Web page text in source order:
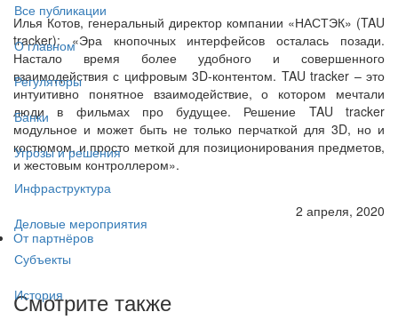
Все публикации
О главном
Регуляторы
Банки
Угрозы и решения
Инфраструктура
Деловые мероприятия
Субъекты
История
Илья Котов, генеральный директор компании «НАСТЭК» (TAU
tracker): «Эра кнопочных интерфейсов осталась позади.
Настало время более удобного и совершенного
взаимодействия с цифровым 3D-контентом. TAU tracker – это
интуитивно понятное взаимодействие, о котором мечтали
люди в фильмах про будущее. Решение TAU tracker
модульное и может быть не только перчаткой для 3D, но и
костюмом, и просто меткой для позиционирования предметов,
и жестовым контроллером».
2 апреля, 2020
От партнёров
Смотрите также